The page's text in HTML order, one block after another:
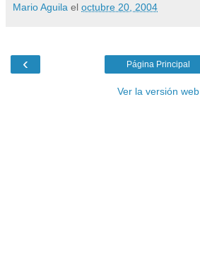
Mario Aguila el octubre 20, 2004
‹ Página Principal
Ver la versión web